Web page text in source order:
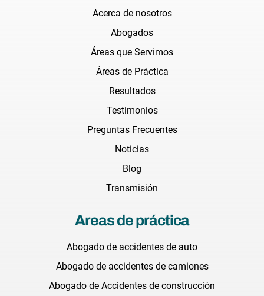
Acerca de nosotros
Abogados
Áreas que Servimos
Áreas de Práctica
Resultados
Testimonios
Preguntas Frecuentes
Noticias
Blog
Transmisión
Areas de práctica
Abogado de accidentes de auto
Abogado de accidentes de camiones
Abogado de Accidentes de construcción